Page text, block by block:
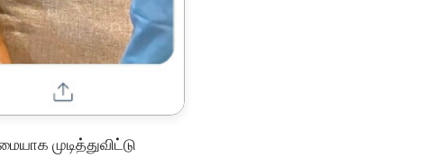
முடித்துவிட்டு